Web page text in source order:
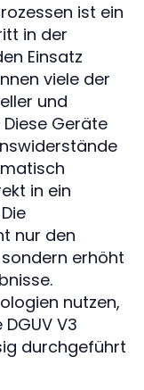
ist ein
in der
Einsatz
viele der
und
Geräte
in ein
nur den
erhöht
nutzen,
V3
durchgeführt